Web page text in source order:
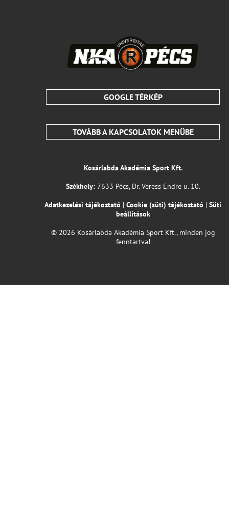
GOOGLE TÉRKÉP
TOVÁBB A KAPCSOLATOK MENÜBE
Kosárlabda Akadémia Sport Kft.
Székhely:7633 Pécs, Dr. Veress Endre u. 10.
Adatkezelési tájékoztató | Cookie (süti) tájékoztató | Süti
beállítások
© 2026 Kosárlabda Akadémia Sport Kft., minden jog
fenntartva!